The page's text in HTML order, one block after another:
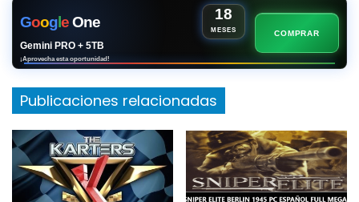
GoogeOne 18
MESES
Gemini PRO + 5TB
¡Aprovecha esta oportunidad!
COMPRAR
Publicaciones relacionadas